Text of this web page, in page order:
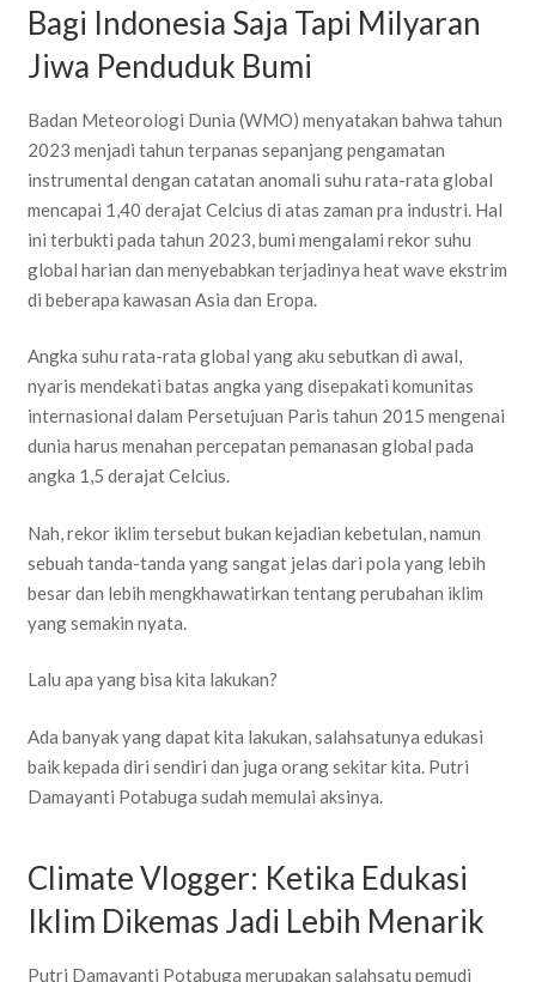
Bagi Indonesia Saja Tapi Milyaran
Jiwa Penduduk Bumi
Badan Meteorologi Dunia (WMO) menyatakan bahwa tahun
2023 menjadi tahun terpanas sepanjang pengamatan
instrumental dengan catatan anomali suhu rata-rata global
mencapai 1,40 derajat Celcius di atas zaman pra industri. Hal
ini terbukti pada tahun 2023, bumi mengalami rekor suhu
global harian dan menyebabkan terjadinya heat wave ekstrim
di beberapa kawasan Asia dan Eropa.
Angka suhu rata-rata global yang aku sebutkan di awal,
nyaris mendekati batas angka yang disepakati komunitas
internasional dalam Persetujuan Paris tahun 2015 mengenai
dunia harus menahan percepatan pemanasan global pada
angka 1,5 derajat Celcius.
Nah, rekor iklim tersebut bukan kejadian kebetulan, namun
sebuah tanda-tanda yang sangat jelas dari pola yang lebih
besar dan lebih mengkhawatirkan tentang perubahan iklim
yang semakin nyata.
Lalu apa yang bisa kita lakukan?
Ada banyak yang dapat kita lakukan, salahsatunya edukasi
baik kepada diri sendiri dan juga orang sekitar kita. Putri
Damayanti Potabuga sudah memulai aksinya.
Climate Vlogger: Ketika Edukasi
Iklim Dikemas Jadi Lebih Menarik
Putri Damayanti Potabuga merupakan salahsatu pemudi